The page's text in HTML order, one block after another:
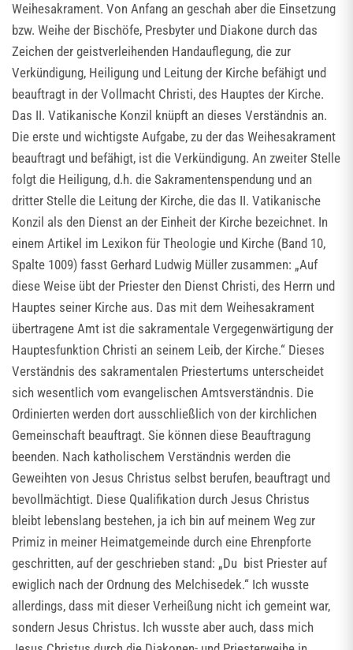
Weihesakrament. Von Anfang an geschah aber die Einsetzung
bzw. Weihe der Bischöfe, Presbyter und Diakone durch das
Zeichen der geistverleihenden Handauflegung, die zur
Verkündigung, Heiligung und Leitung der Kirche befähigt und
beauftragt in der Vollmacht Christi, des Hauptes der Kirche.
Das II. Vatikanische Konzil knüpft an dieses Verständnis an.
Die erste und wichtigste Aufgabe, zu der das Weihesakrament
beauftragt und befähigt, ist die Verkündigung. An zweiter Stelle
folgt die Heiligung, d.h. die Sakramentenspendung und an
dritter Stelle die Leitung der Kirche, die das II. Vatikanische
Konzil als den Dienst an der Einheit der Kirche bezeichnet. In
einem Artikel im Lexikon für Theologie und Kirche (Band 10,
Spalte 1009) fasst Gerhard Ludwig Müller zusammen: „Auf
diese Weise übt der Priester den Dienst Christi, des Herrn und
Hauptes seiner Kirche aus. Das mit dem Weihesakrament
übertragene Amt ist die sakramentale Vergegenwärtigung der
Hauptesfunktion Christi an seinem Leib, der Kirche.“ Dieses
Verständnis des sakramentalen Priestertums unterscheidet
sich wesentlich vom evangelischen Amtsverständnis. Die
Ordinierten werden dort ausschließlich von der kirchlichen
Gemeinschaft beauftragt. Sie können diese Beauftragung
beenden. Nach katholischem Verständnis werden die
Geweihten von Jesus Christus selbst berufen, beauftragt und
bevollmächtigt. Diese Qualifikation durch Jesus Christus
bleibt lebenslang bestehen, ja ich bin auf meinem Weg zur
Primiz in meiner Heimatgemeinde durch eine Ehrenpforte
geschritten, auf der geschrieben stand: „Du bist Priester auf
ewiglich nach der Ordnung des Melchisedek.“ Ich wusste
allerdings, dass mit dieser Verheißung nicht ich gemeint war,
sondern Jesus Christus. Ich wusste aber auch, dass mich